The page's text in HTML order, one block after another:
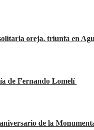
oreja, triunfa en
de Fernando Lomelí
de la